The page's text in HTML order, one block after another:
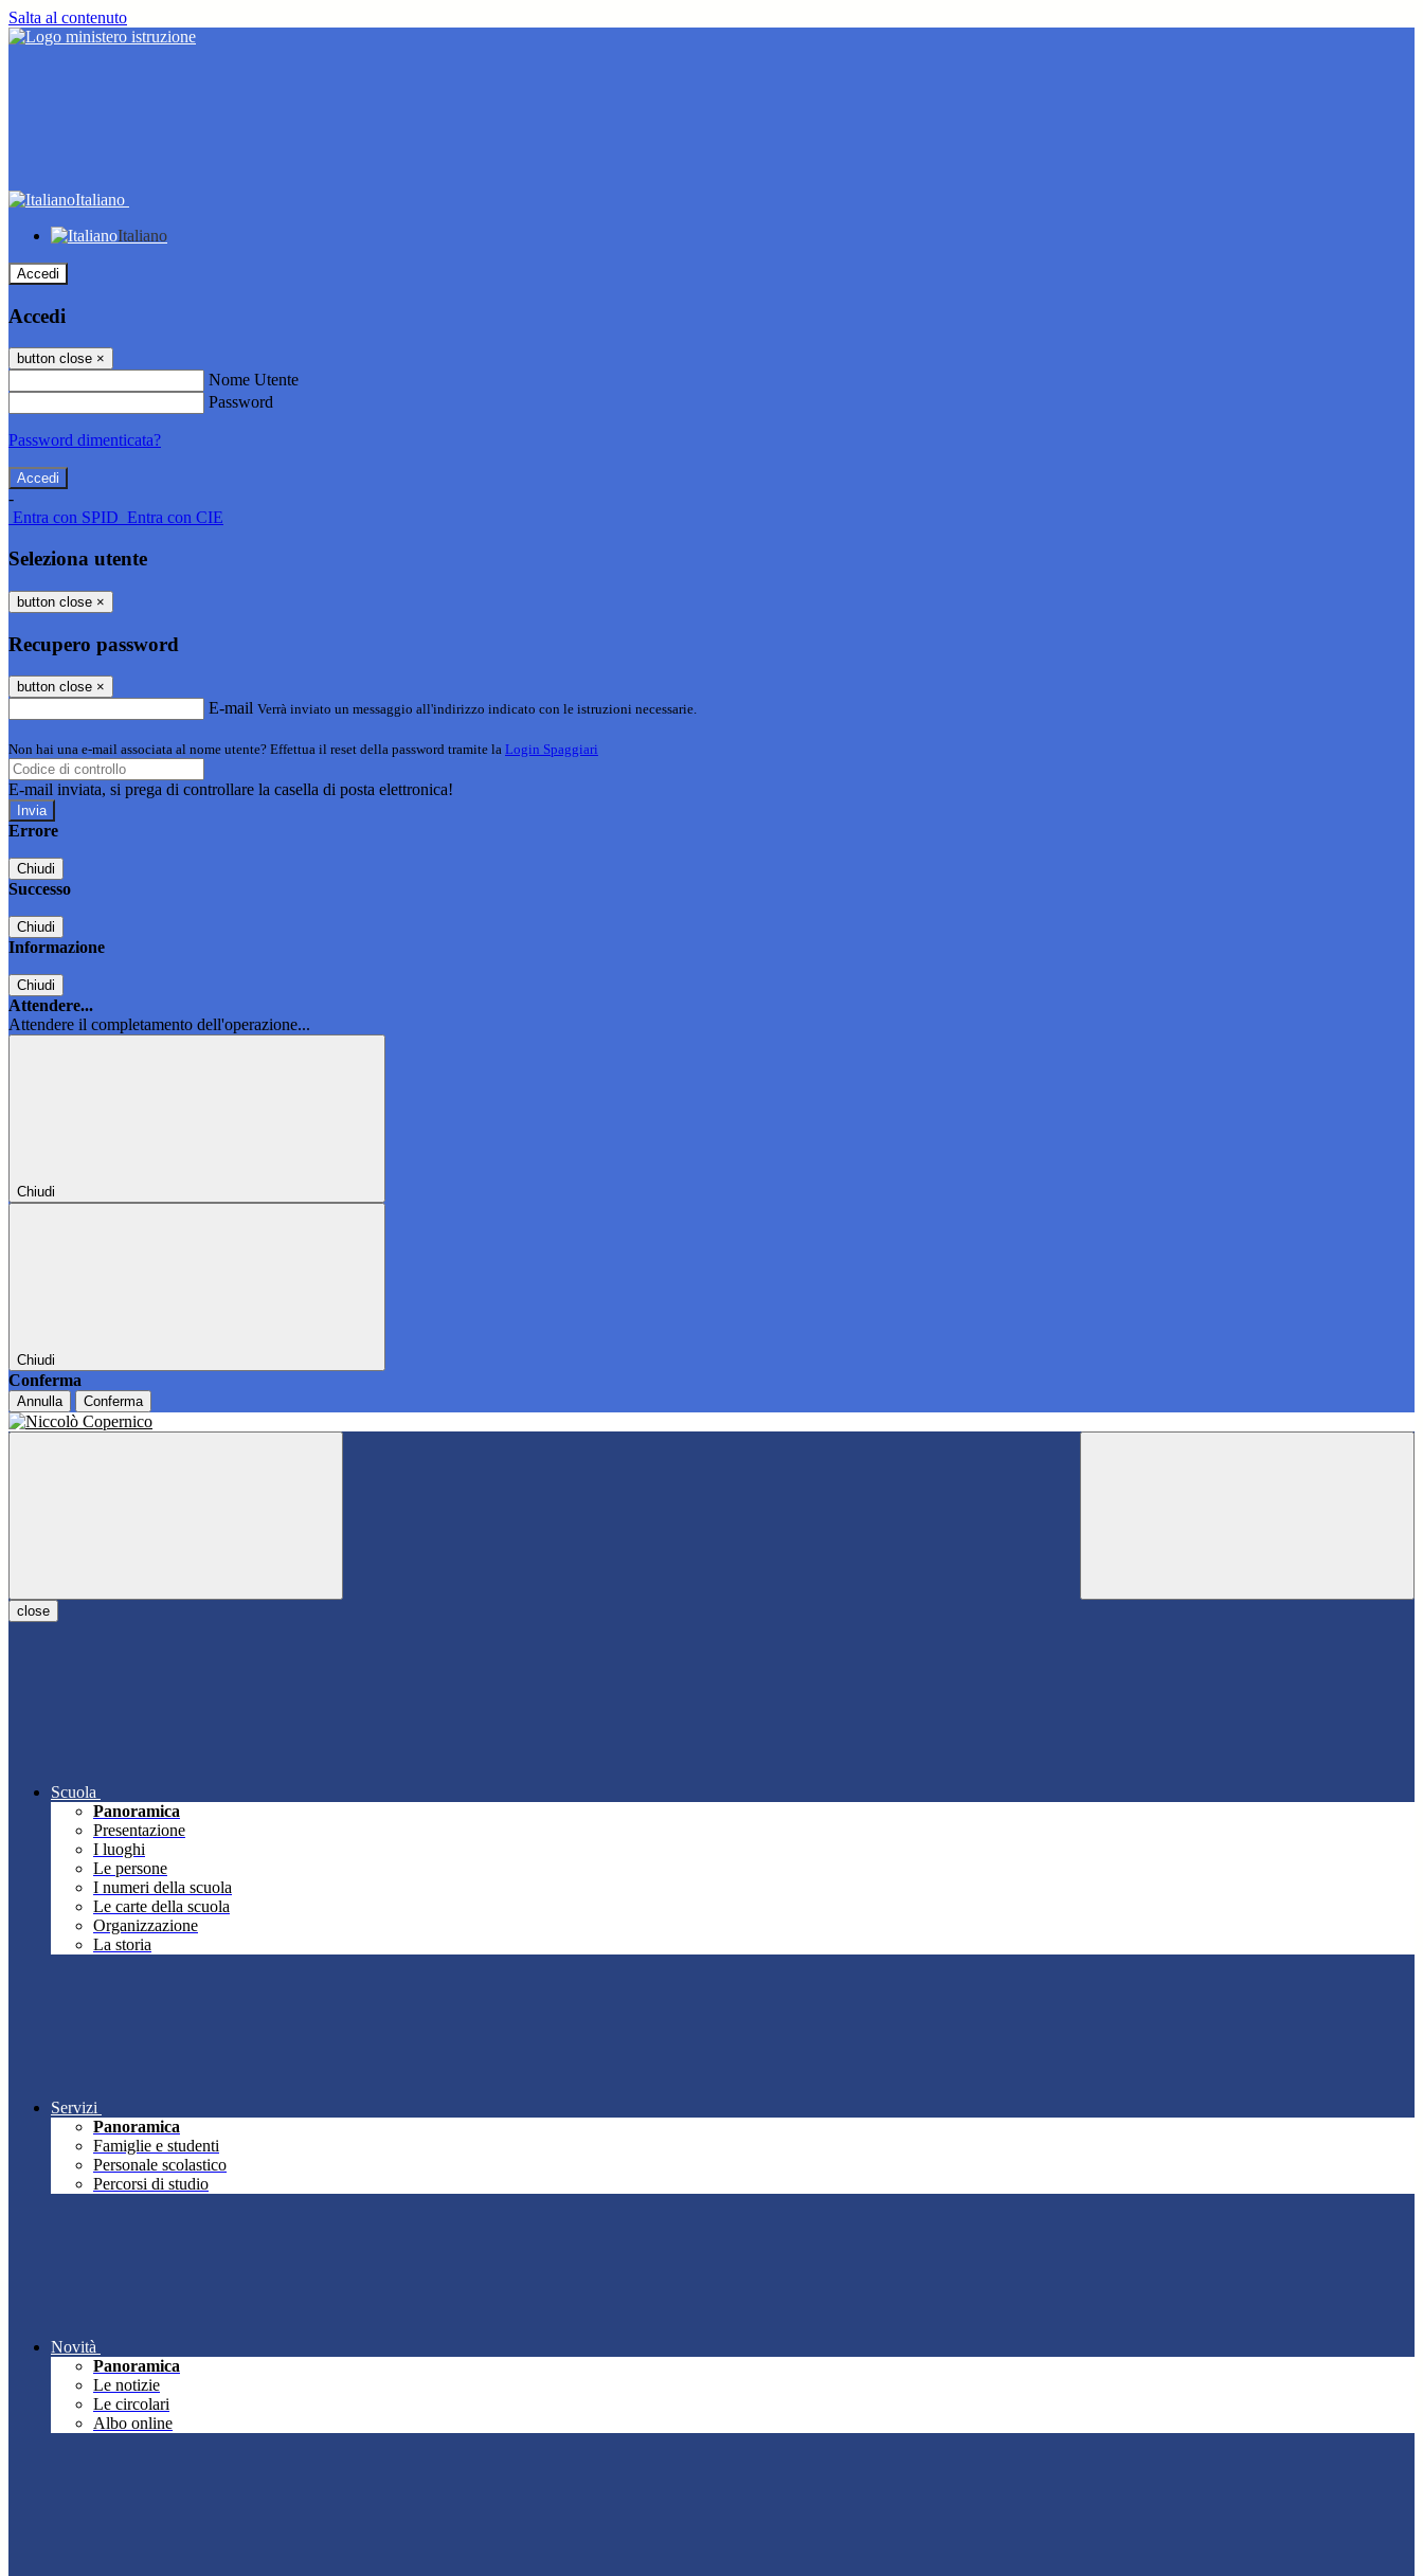
Salta al contenuto
Italiano
Italiano
Accedi
Accedi
button close ×
Nome Utente
Password
Password dimenticata?
-
Entra con SPID Entra con CIE
Seleziona utente
button close ×
Recupero password
button close ×
E-mail Verrà inviato un messaggio all'indirizzo indicato con le istruzioni necessarie.
Non hai una e-mail associata al nome utente? Effettua il reset della password tramite la Login Spaggiari
E-mail inviata, si prega di controllare la casella di posta elettronica!
Errore
Chiudi
Successo
Chiudi
Informazione
Chiudi
Attendere...
Attendere il completamento dell'operazione...
Chiudi
Chiudi
Conferma
Annulla Conferma
close
Scuola
Panoramica
Presentazione
I luoghi
Le persone
I numeri della scuola
Le carte della scuola
Organizzazione
La storia
Servizi
Panoramica
Famiglie e studenti
Personale scolastico
Percorsi di studio
Novità
Panoramica
Le notizie
Le circolari
Albo online